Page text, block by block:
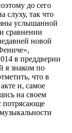
до сего
слуху, так что
услышанной
сравнении
новой
в преддверии
я знаком по
что в
и, самое
на своем
потрясающе